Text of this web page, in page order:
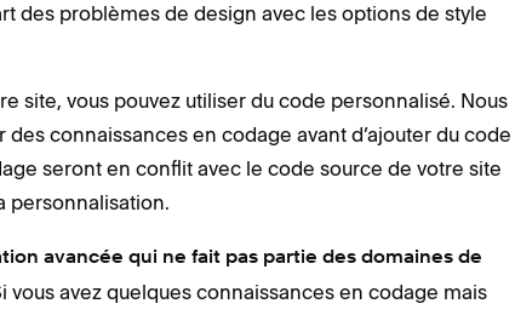
des problèmes de design avec les options de style
site, vous pouvez utiliser du code personnalisé. Nous
connaissances en codage avant d’ajouter du code
seront en conflit avec le code source de votre site
personnalisation.
avancée qui ne fait pas partie des domaines de
vous avez quelques connaissances en codage mais